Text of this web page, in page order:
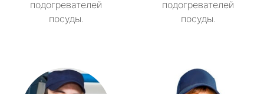
подогревателей
посуды.
подогревателей
посуды.